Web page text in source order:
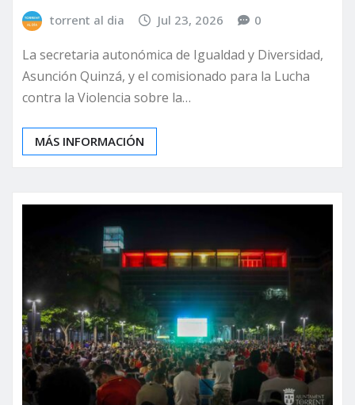
torrent al dia Jul 23, 2026 0
La secretaria autonómica de Igualdad y Diversidad,
Asunción Quinzá, y el comisionado para la Lucha
contra la Violencia sobre la…
MÁS INFORMACIÓN